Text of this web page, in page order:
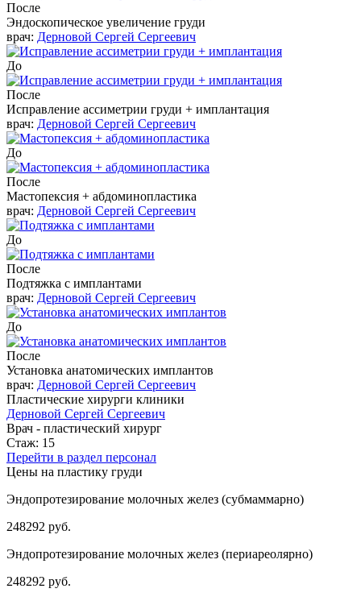
После
Эндоскопическое увеличение груди
врач: Дерновой Сергей Сергеевич
До
После
Исправление ассиметрии груди + имплантация
врач: Дерновой Сергей Сергеевич
До
После
Мастопексия + абдоминопластика
врач: Дерновой Сергей Сергеевич
До
После
Подтяжка с имплантами
врач: Дерновой Сергей Сергеевич
До
После
Установка анатомических имплантов
врач: Дерновой Сергей Сергеевич
Пластические хирурги клиники
Дерновой Сергей Сергеевич
Врач - пластический хирург
Стаж: 15
Перейти в раздел персонал
Цены на пластику груди
Эндопротезирование молочных желез (субмаммарно)
248292 руб.
Эндопротезирование молочных желез (периареолярно)
248292 руб.